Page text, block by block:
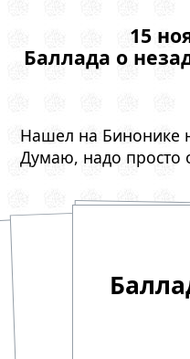
15
Баллада о
Нашел на Бинонике
Думаю, надо просто